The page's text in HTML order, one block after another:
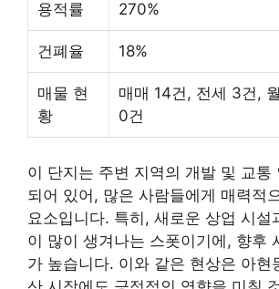
용적률 270%
건폐율 18%
매물 현
황
매매 14건, 전세 3건,
0건
이 단지는 주변 지역의 개발 및 교통
되어 있어, 많은 사람들에게 매력적
요소입니다. 특히, 새로운 상업 시설
이 많이 생겨나는 스폿이기에, 향후
가 높습니다. 이와 같은 현상은 아현